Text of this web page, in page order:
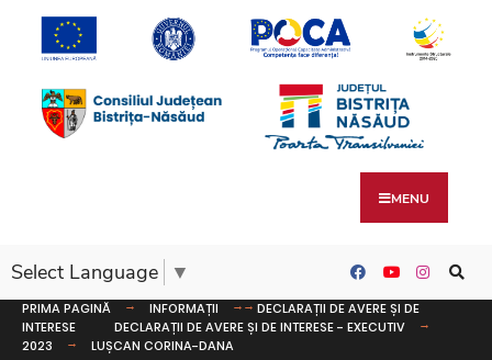
MENU
Select Language ▼
PRIMA PAGINĂ INFORMAȚII
DECLARAȚII DE AVERE ȘI DE
INTERESE
DECLARAȚII DE AVERE ȘI DE INTERESE - EXECUTIV
2023
LUȘCAN CORINA-DANA